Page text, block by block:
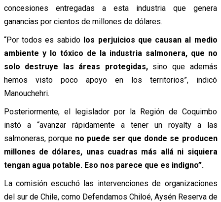
concesiones entregadas a esta industria que genera
ganancias por cientos de millones de dólares.
“Por todos es sabido los perjuicios que causan al medio
ambiente y lo tóxico de la industria salmonera, que no
solo destruye las áreas protegidas,sino que además
hemos visto poco apoyo en los territorios”, indicó
Manouchehri.
Posteriormente, el legislador por la Región de Coquimbo
instó a “avanzar rápidamente a tener un royalty a las
salmoneras, porque no puede ser que donde se producen
millones de dólares, unas cuadras más allá ni siquiera
tengan agua potable. Eso nos parece que es indigno”.
La comisión escuchó las intervenciones de organizaciones
del sur de Chile, como Defendamos Chiloé, Aysén Reserva de